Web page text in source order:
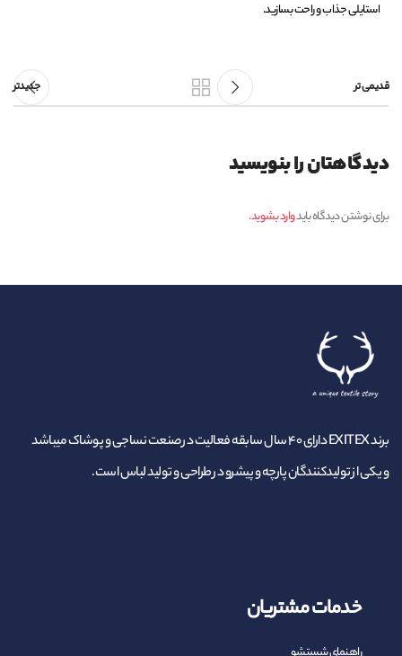
استایلی جذاب و راحت بسازید.
جدیدتر قدیمی تر
دیدگاهتان را بنویسید
برای نوشتن دیدگاه بایدوارد بشوید.
برند EXITEX دارای ۴۰ سال سابقه فعالیت در صنعت نساجی و پوشاک میباشد
و یکی از تولیدکنندگان پارچه و پیشرو در طراحی و تولید لباس است.
خدمات مشتریان